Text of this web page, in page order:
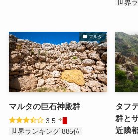
世界
マルタ
マルタの巨石神殿群
3.5
世界ランキング 885位
タフ
群と
近隣